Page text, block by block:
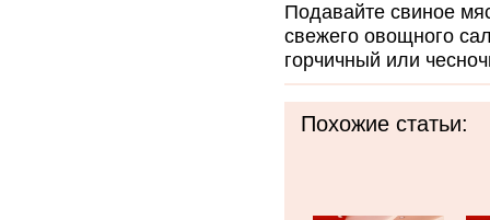
Подавайте свиное
свежего овощного
горчичный или
Похожие статьи: